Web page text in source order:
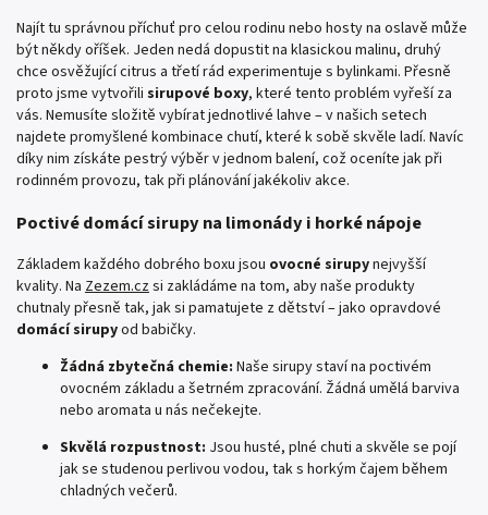
Najít tu správnou příchuť pro celou rodinu nebo hosty na oslavě může
být někdy oříšek. Jeden nedá dopustit na klasickou malinu, druhý
chce osvěžující citrus a třetí rád experimentuje s bylinkami. Přesně
proto jsme vytvořili sirupové boxy, které tento problém vyřeší za
vás. Nemusíte složitě vybírat jednotlivé lahve – v našich setech
najdete promyšlené kombinace chutí, které k sobě skvěle ladí. Navíc
díky nim získáte pestrý výběr v jednom balení, což oceníte jak při
rodinném provozu, tak při plánování jakékoliv akce.
Poctivé domácí sirupy na limonády i horké nápoje
Základem každého dobrého boxu jsou ovocné sirupynejvyšší
kvality. Na Zezem.czsi zakládáme na tom, aby naše produkty
chutnaly přesně tak, jak si pamatujete z dětství – jako opravdové
domácí sirupyod babičky.
Žádná zbytečná chemie: Naše sirupy staví na poctivém
ovocném základu a šetrném zpracování. Žádná umělá barviva
nebo aromata u nás nečekejte.
Skvělá rozpustnost: Jsou husté, plné chuti a skvěle se pojí
jak se studenou perlivou vodou, tak s horkým čajem během
chladných večerů.